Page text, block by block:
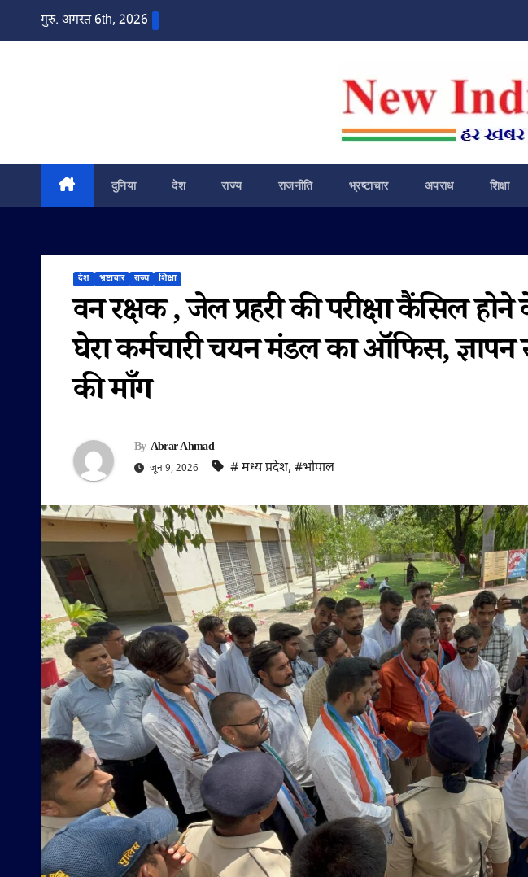
गुरु. अगस्त 6th, 2026
दुनिया देश राज्य राजनीति भ्रष्टाचार अपराध शिक्षा
देश भ्रष्टाचार राज्य शिक्षा
वन रक्षक , जेल प्रहरी की परीक्षा कैंसिल
घेरा कर्मचारी चयन मंडल का ऑफिस, ज्ञापन
की माँग
By Abrar Ahmad
जून 9, 2026 #‌ मध्य प्रदेश, #भोपाल